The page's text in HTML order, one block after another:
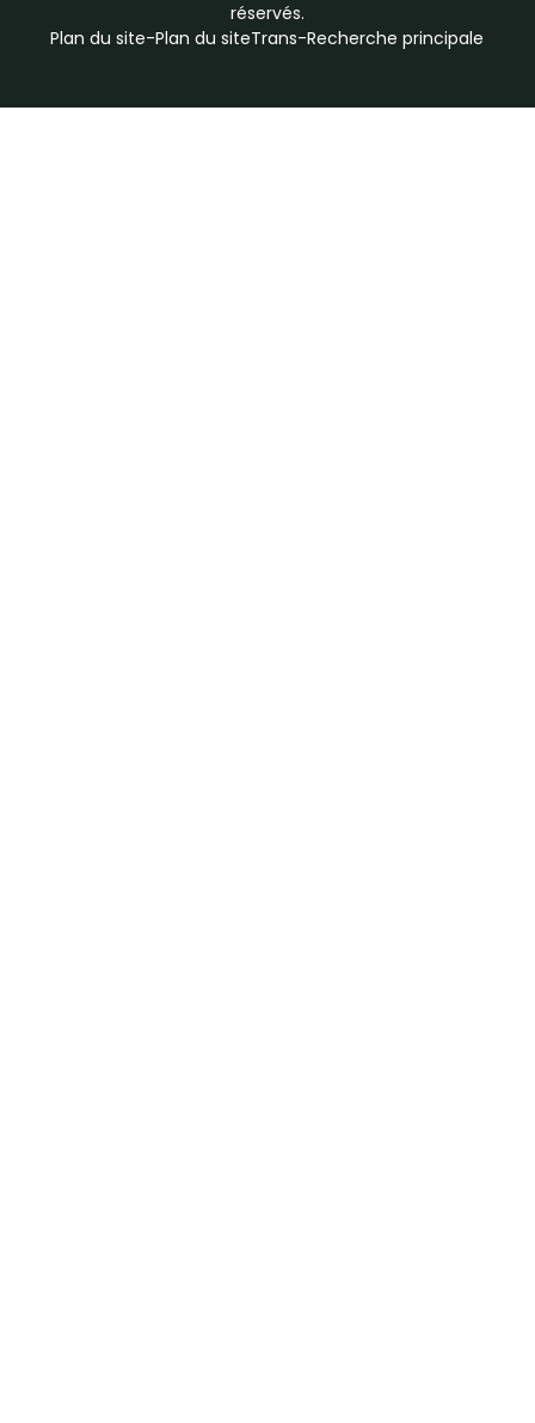
réservés.
Plan du site-Plan du siteTrans-Recherche principale